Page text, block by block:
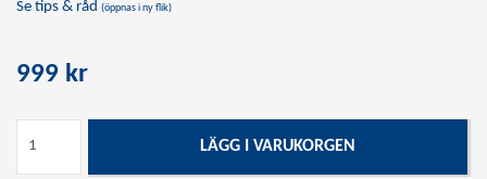
Se tips & råd (öppnas i ny flik)
999 kr
LÄGG I VARUKORGEN